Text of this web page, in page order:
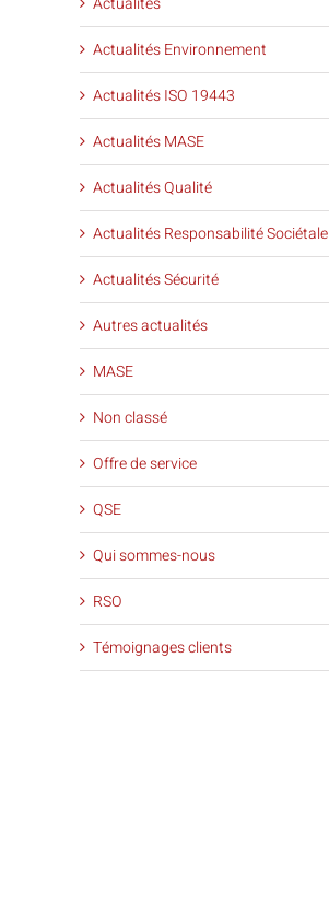
Actualités Environnement
Actualités ISO 19443
Actualités MASE
Actualités Qualité
Actualités Responsabilité Sociétale
Actualités Sécurité
Autres actualités
MASE
Non classé
Offre de service
QSE
Qui sommes-nous
RSO
Témoignages clients